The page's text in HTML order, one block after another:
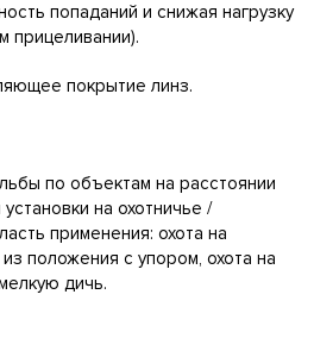
попаданий и снижая нагрузку
прицеливании).
покрытие линз.
по объектам на расстоянии
на охотничье /
применения: охота на
положения с упором, охота на
дичь.